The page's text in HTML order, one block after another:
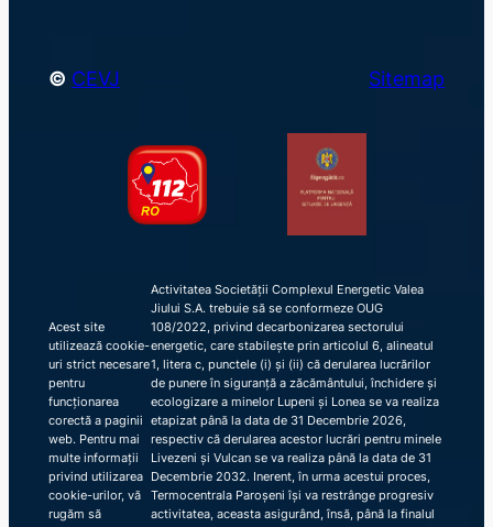
© CEVJ Sitemap
Acest site
utilizează cookie-
uri strict necesare
pentru
funcționarea
corectă a paginii
web. Pentru mai
multe informații
privind utilizarea
cookie-urilor, vă
rugăm să
Activitatea Societății Complexul Energetic Valea
Jiului S.A. trebuie să se conformeze OUG
108/2022, privind decarbonizarea sectorului
energetic, care stabilește prin articolul 6, alineatul
1, litera c, punctele (i) și (ii) că derularea lucrărilor
de punere în siguranță a zăcământului, închidere și
ecologizare a minelor Lupeni și Lonea se va realiza
etapizat până la data de 31 Decembrie 2026,
respectiv că derularea acestor lucrări pentru minele
Livezeni și Vulcan se va realiza până la data de 31
Decembrie 2032. Inerent, în urma acestui proces,
Termocentrala Paroșeni își va restrânge progresiv
activitatea, aceasta asigurând, însă, până la finalul